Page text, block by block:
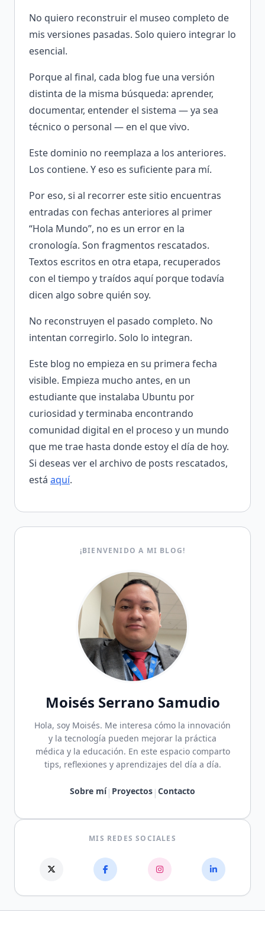
No quiero reconstruir el museo completo de
mis versiones pasadas. Solo quiero integrar lo
esencial.
Porque al final, cada blog fue una versión
distinta de la misma búsqueda: aprender,
documentar, entender el sistema — ya sea
técnico o personal — en el que vivo.
Este dominio no reemplaza a los anteriores.
Los contiene. Y eso es suficiente para mí.
Por eso, si al recorrer este sitio encuentras
entradas con fechas anteriores al primer
“Hola Mundo”, no es un error en la
cronología. Son fragmentos rescatados.
Textos escritos en otra etapa, recuperados
con el tiempo y traídos aquí porque todavía
dicen algo sobre quién soy.
No reconstruyen el pasado completo. No
intentan corregirlo. Solo lo integran.
Este blog no empieza en su primera fecha
visible. Empieza mucho antes, en un
estudiante que instalaba Ubuntu por
curiosidad y terminaba encontrando
comunidad digital en el proceso y un mundo
que me trae hasta donde estoy el día de hoy.
Si deseas ver el archivo de posts rescatados,
está aquí.
¡BIENVENIDO A MI BLOG!
Moisés Serrano Samudio
Hola, soy Moisés. Me interesa cómo la innovación
y la tecnología pueden mejorar la práctica
médica y la educación. En este espacio comparto
tips, reflexiones y aprendizajes del día a día.
Sobre mí| Proyectos | Contacto
MIS REDES SOCIALES